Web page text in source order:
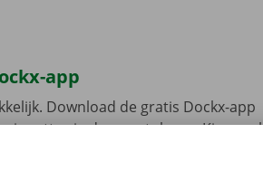
app
Download de gratis Dockx-app
via de smartphone. Kies snel
Shop naar keuze.